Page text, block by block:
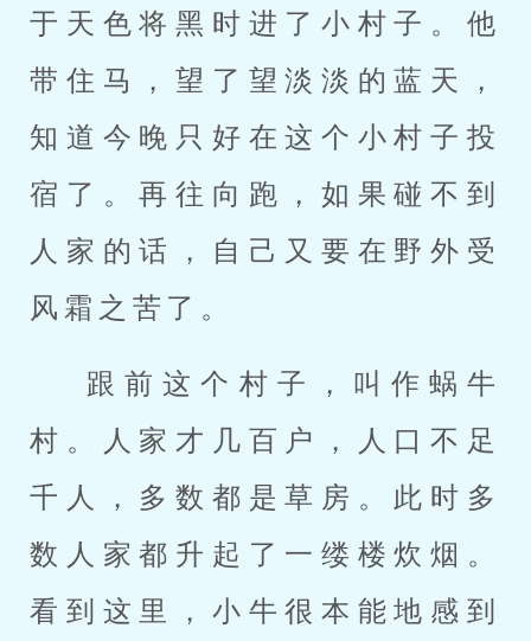
于天色将黑时进了小村子。他
带住马，望了望淡淡的蓝天，
知道今晚只好在这个小村子投
宿了。再往向跑，如果碰不到
人家的话，自己又要在野外受
风霜之苦了。
跟前这个村子，叫作蜗牛
村。人家才几百户，人口不足
千人，多数都是草房。此时多
数人家都升起了一缕楼炊烟。
看到这里，小牛很本能地感到